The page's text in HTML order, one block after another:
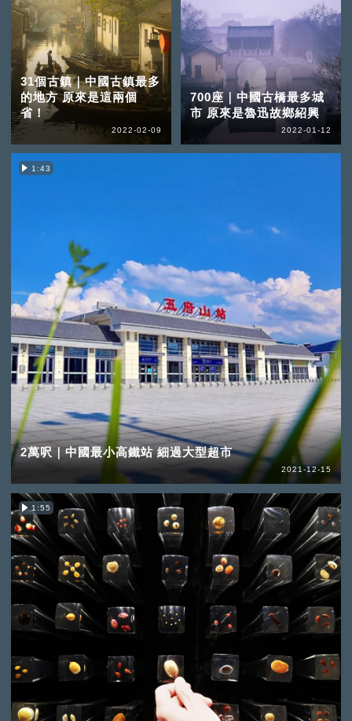
31個古鎮｜中國古鎮最多
的地方 原來是這兩個
省！
2022-02-09
700座｜中國古橋最多城
市 原來是魯迅故鄉紹興
2022-01-12
1:43
2萬呎｜中國最小高鐵站 細過大型超市
2021-12-15
1:55